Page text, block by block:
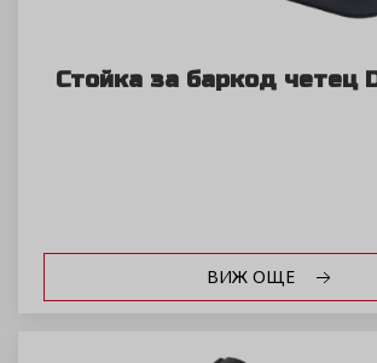
Стойка за баркод четец
ВИЖ ОЩЕ